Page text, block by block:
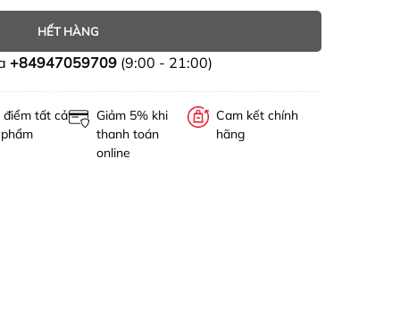
HẾT HÀNG
+84947059709(9:00 - 21:00)
điểm tất cả
Giảm 5% khi
thanh toán
online
Cam kết chính
hãng